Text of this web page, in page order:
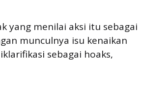
yang menilai aksi itu sebagai
munculnya isu kenaikan
sebagai hoaks,